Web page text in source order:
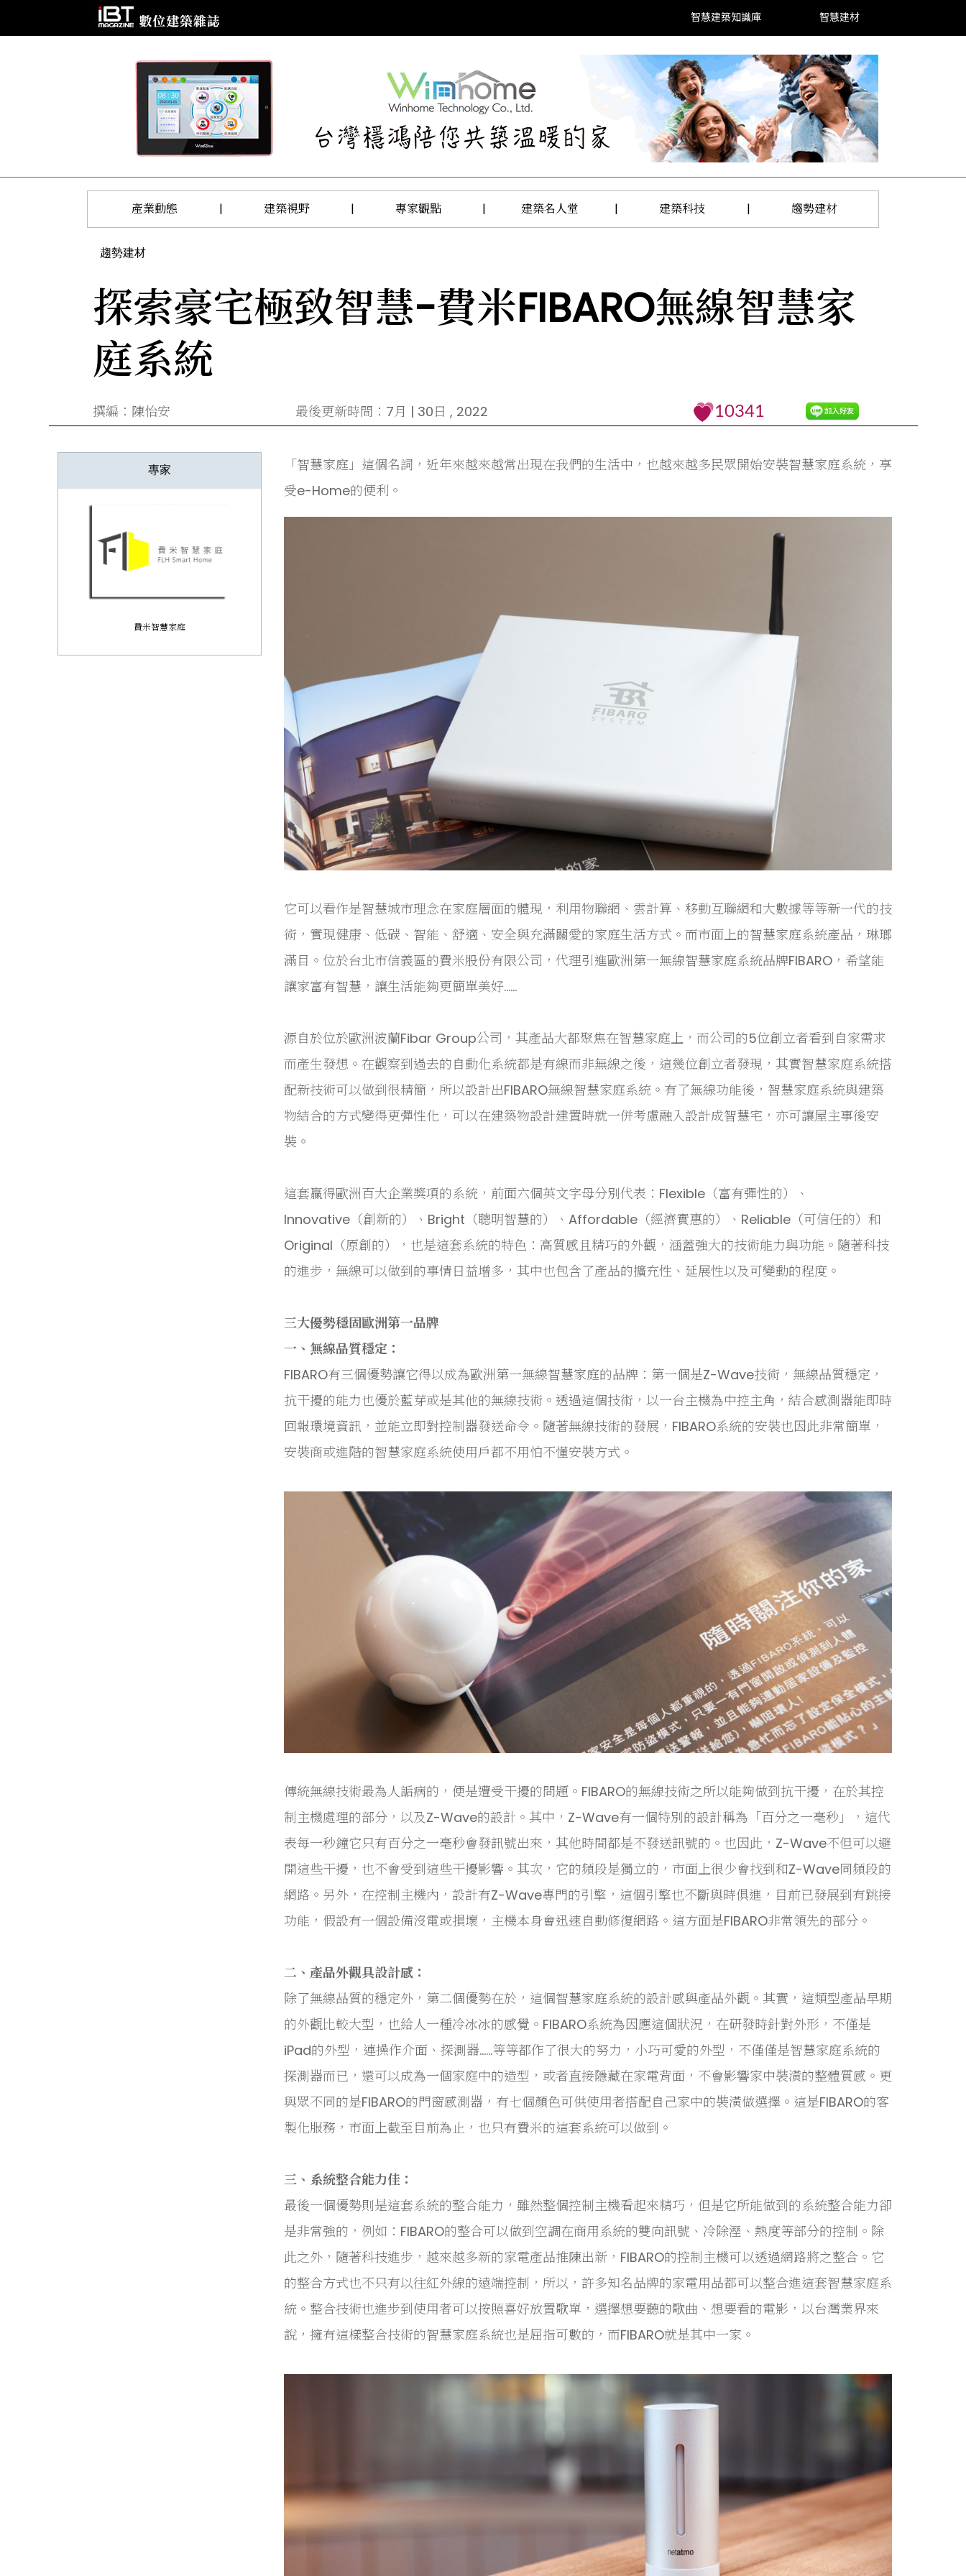
智慧建築知識庫 智慧建材
產業動態 | 建築視野 | 專家觀點 | 建築名人堂 | 建築科技 | 趨勢建材
趨勢建材
探索豪宅極致智慧-費米FIBARO無線智慧家
庭系統
撰編：陳怡安 最後更新時間：7月 | 30日 , 2022 10341
專家
費米智慧家庭
「智慧家庭」這個名詞，近年來越來越常出現在我們的生活中，也越來越多民眾開始安裝智慧家庭系統，享
受e-Home的便利。
它可以看作是智慧城市理念在家庭層面的體現，利用物聯網、雲計算、移動互聯網和大數據等等新一代的技
術，實現健康、低碳、智能、舒適、安全與充滿關愛的家庭生活方式。而市面上的智慧家庭系統產品，琳瑯
滿目。位於台北市信義區的費米股份有限公司，代理引進歐洲第一無線智慧家庭系統品牌FIBARO，希望能
讓家富有智慧，讓生活能夠更簡單美好……
源自於位於歐洲波蘭Fibar Group公司，其產品大都聚焦在智慧家庭上，而公司的5位創立者看到自家需求
而產生發想。在觀察到過去的自動化系統都是有線而非無線之後，這幾位創立者發現，其實智慧家庭系統搭
配新技術可以做到很精簡，所以設計出FIBARO無線智慧家庭系統。有了無線功能後，智慧家庭系統與建築
物結合的方式變得更彈性化，可以在建築物設計建置時就一併考慮融入設計成智慧宅，亦可讓屋主事後安
裝。
這套贏得歐洲百大企業獎項的系統，前面六個英文字母分別代表：Flexible（富有彈性的）、
Innovative（創新的）、Bright（聰明智慧的）、Affordable（經濟實惠的）、Reliable（可信任的）和
Original（原創的），也是這套系統的特色：高質感且精巧的外觀，涵蓋強大的技術能力與功能。隨著科技
的進步，無線可以做到的事情日益增多，其中也包含了產品的擴充性、延展性以及可變動的程度。
三大優勢穩固歐洲第一品牌
一、無線品質穩定：
FIBARO有三個優勢讓它得以成為歐洲第一無線智慧家庭的品牌：第一個是Z-Wave技術，無線品質穩定，
抗干擾的能力也優於藍芽或是其他的無線技術。透過這個技術，以一台主機為中控主角，結合感測器能即時
回報環境資訊，並能立即對控制器發送命令。隨著無線技術的發展，FIBARO系統的安裝也因此非常簡單，
安裝商或進階的智慧家庭系統使用戶都不用怕不懂安裝方式。
傳統無線技術最為人詬病的，便是遭受干擾的問題。FIBARO的無線技術之所以能夠做到抗干擾，在於其控
制主機處理的部分，以及Z-Wave的設計。其中，Z-Wave有一個特別的設計稱為「百分之一毫秒」，這代
表每一秒鐘它只有百分之一毫秒會發訊號出來，其他時間都是不發送訊號的。也因此，Z-Wave不但可以避
開這些干擾，也不會受到這些干擾影響。其次，它的頻段是獨立的，市面上很少會找到和Z-Wave同頻段的
網路。另外，在控制主機內，設計有Z-Wave專門的引擎，這個引擎也不斷與時俱進，目前已發展到有跳接
功能，假設有一個設備沒電或損壞，主機本身會迅速自動修復網路。這方面是FIBARO非常領先的部分。
二、產品外觀具設計感：
除了無線品質的穩定外，第二個優勢在於，這個智慧家庭系統的設計感與產品外觀。其實，這類型產品早期
的外觀比較大型，也給人一種冷冰冰的感覺。FIBARO系統為因應這個狀況，在研發時針對外形，不僅是
iPad的外型，連操作介面、探測器……等等都作了很大的努力，小巧可愛的外型，不僅僅是智慧家庭系統的
探測器而已，還可以成為一個家庭中的造型，或者直接隱藏在家電背面，不會影響家中裝潢的整體質感。更
與眾不同的是FIBARO的門窗感測器，有七個顏色可供使用者搭配自己家中的裝潢做選擇。這是FIBARO的客
製化服務，市面上截至目前為止，也只有費米的這套系統可以做到。
三、系統整合能力佳：
最後一個優勢則是這套系統的整合能力，雖然整個控制主機看起來精巧，但是它所能做到的系統整合能力卻
是非常強的，例如：FIBARO的整合可以做到空調在商用系統的雙向訊號、冷除溼、熱度等部分的控制。除
此之外，隨著科技進步，越來越多新的家電產品推陳出新，FIBARO的控制主機可以透過網路將之整合。它
的整合方式也不只有以往紅外線的遠端控制，所以，許多知名品牌的家電用品都可以整合進這套智慧家庭系
統。整合技術也進步到使用者可以按照喜好放置歌單，選擇想要聽的歌曲、想要看的電影，以台灣業界來
說，擁有這樣整合技術的智慧家庭系統也是屈指可數的，而FIBARO就是其中一家。